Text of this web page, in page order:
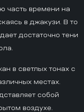
часть времени на
в джакузи. В то
достаточно тени
в светлых тонах с
местах.
собой
воздухе.